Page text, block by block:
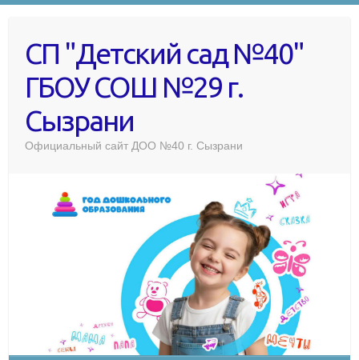
СП "Детский сад №40"
ГБОУ СОШ №29 г.
Сызрани
Официальный сайт ДОО №40 г. Сызрани